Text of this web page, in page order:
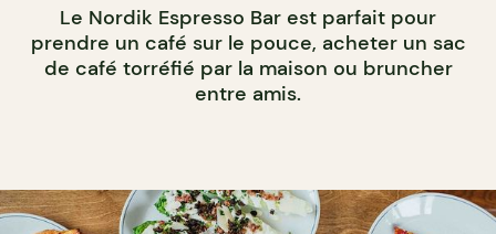
Le Nordik Espresso Bar est parfait pour
prendre un café sur le pouce, acheter un sac
de café torréfié par la maison ou bruncher
entre amis.